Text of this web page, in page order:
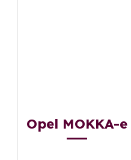
Opel MOKKA-e